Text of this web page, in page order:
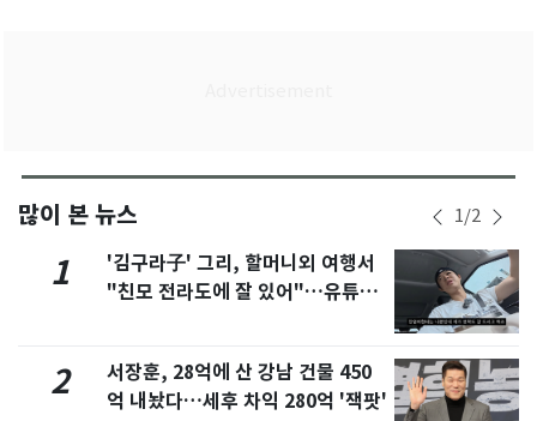
많이 본 뉴스 1/2
1
'김구라子' 그리, 할머니외 여행서
"친모 전라도에 잘 있어"…유튜브
2
서장훈, 28억에 산 강남 건물 450
억 내놨다…세후 차익 280억 '잭팟'